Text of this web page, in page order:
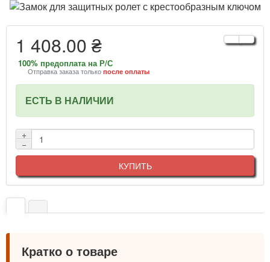
1 408.00 ₴
100% предоплата на Р/С
Отправка заказа только после оплаты
ЕСТЬ В НАЛИЧИИ
+
−
КУПИТЬ
Кратко о товаре